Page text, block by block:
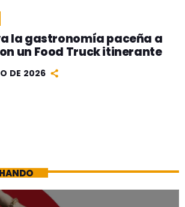
la gastronomía paceña a
un Food Truck itinerante
DE 2026